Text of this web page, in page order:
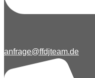
anfrage@ffdjteam.de